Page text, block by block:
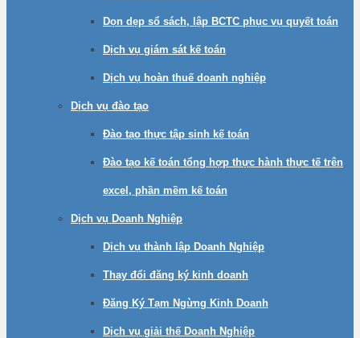
Dọn dẹp sổ sách, lập BCTC phục vụ quyết toán
Dịch vụ giám sát kế toán
Dịch vụ hoàn thuế doanh nghiệp
Dịch vụ đào tạo
Đào tạo thực tập sinh kế toán
Đào tạo kế toán tổng hợp thực hành thực tế trên
excel, phần mềm kế toán
Dịch vụ Doanh Nghiệp
Dịch vụ thành lập Doanh Nghiệp
Thay đổi đăng ký kinh doanh
Đăng Ký Tạm Ngừng Kinh Doanh
Dịch vụ giải thế Doanh Nghiệp